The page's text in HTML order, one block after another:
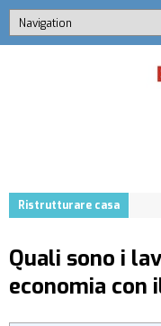
Ristrutturare casa
Quali sono i
economia con